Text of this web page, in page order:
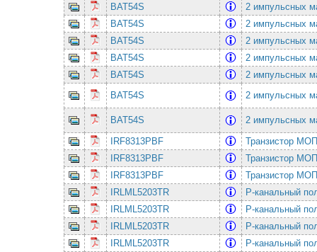
BAT54S
2 импульсных
BAT54S
2 импульсных
BAT54S
2 импульсных
BAT54S
2 импульсных
BAT54S
2 импульсных
BAT54S
2 импульсных
BAT54S
2 импульсных
IRF8313PBF
Транзистор
IRF8313PBF
Транзистор
IRF8313PBF
Транзистор
IRLML5203TR
P-канальный
IRLML5203TR
P-канальный
IRLML5203TR
P-канальный
IRLML5203TR
P-канальный